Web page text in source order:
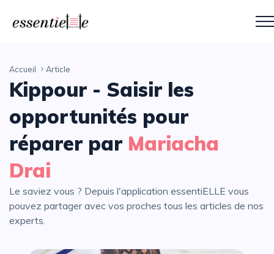
Accueil Article
Kippour - Saisir les
opportunités pour
réparer par Mariacha
Drai
Le saviez vous ? Depuis l'application essentiELLE vous
pouvez partager avec vos proches tous les articles de nos
experts.